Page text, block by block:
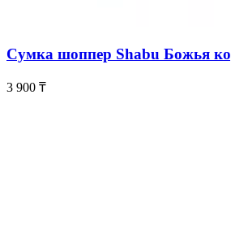
Сумка шоппер Shabu Божья
3 900 ₸